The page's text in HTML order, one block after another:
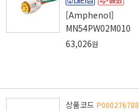
[Amphenol]
MN54PW02M010
63,026원
상품코드 P000276788